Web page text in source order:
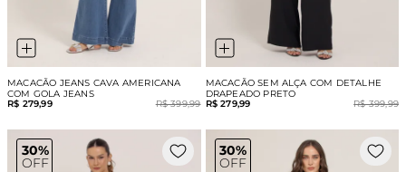
MACACÃO JEANS CAVA AMERICANA
COM GOLA JEANS
R$ 279,99
R$ 399,99
MACACÃO SEM ALÇA COM DETALHE
DRAPEADO PRETO
R$ 279,99
R$ 399,99
30%
OFF
30%
OFF